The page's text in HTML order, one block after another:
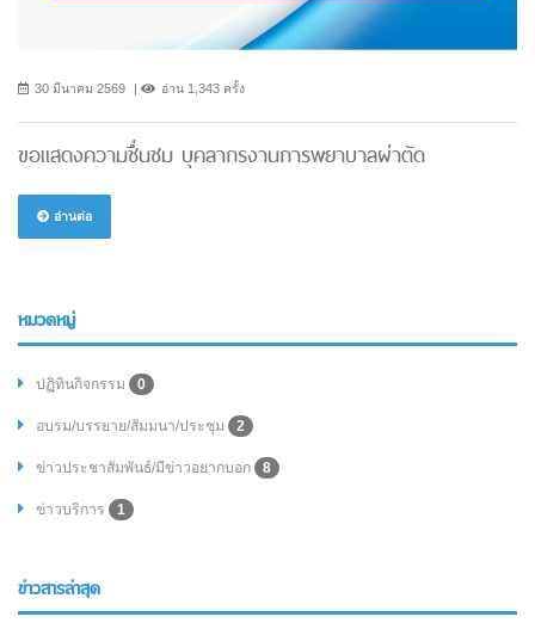
30 มีนาคม 2569 อ่าน 1,343 ครั้ง
ขอแสดงความชื่นชม บุคลากรงานการพยาบาลผ่าตัด
อ่านต่อ
หมวดหมู่
ปฏิทินกิจกรรม 0
อบรม/บรรยาย/สัมมนา/ประชุม 2
ข่าวประชาสัมพันธ์/มีข่าวอยากบอก 8
ข่าวบริการ 1
ข่าวสารล่าสุด